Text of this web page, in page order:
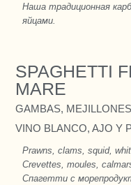
Наша традиционная
яйцами.
SPAGHETTI
MARE
GAMBAS,
VINO BLANCO, AJO Y
Prawns, clams, squid,
Crevettes, moules,
Спагетти с